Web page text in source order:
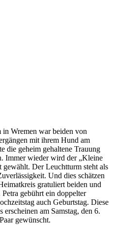
Wremen war beiden von
mit ihrem Hund am
die geheim gehaltene Trauung
Immer wieder wird der „Kleine
gewählt. Der Leuchtturm steht als
Und dies schätzen
gratuliert beiden und
gebührt ein doppelter
auch Geburtstag. Diese
am Samstag, den 6.
gewünscht.